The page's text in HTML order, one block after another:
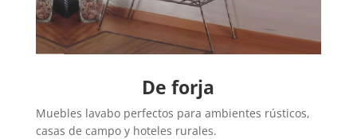
De forja
Muebles lavabo perfectos para ambientes rústicos,
casas de campo y hoteles rurales.